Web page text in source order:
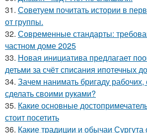
31. Советуем почитать истории в
от группы.
32. Современные стандарты:
частном доме 2025
33. Новая инициатива предлагает
детьми за счёт списания ипотечных
34. Зачем нанимать бригаду
сделать своими руками?
35. Какие основные
стоит посетить
36. Какие традиции и обычаи Сургута